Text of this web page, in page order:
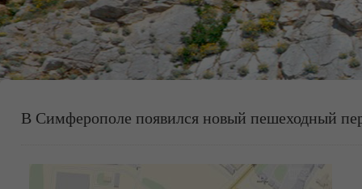
В Симферополе появился новый пешеходный